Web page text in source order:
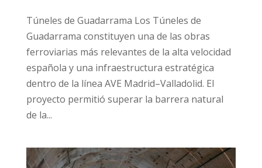
Túneles de Guadarrama Los Túneles de
Guadarrama constituyen una de las obras
ferroviarias más relevantes de la alta velocidad
española y una infraestructura estratégica
dentro de la línea AVE Madrid–Valladolid. El
proyecto permitió superar la barrera natural
de la...